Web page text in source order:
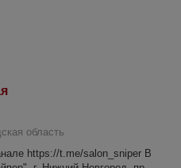
область
https://t.me/salon_sniper В